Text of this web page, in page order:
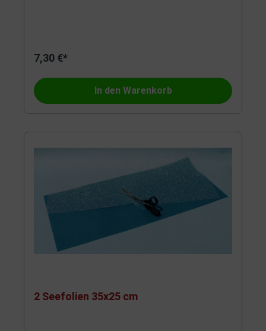
7,30 €*
In den Warenkorb
2 Seefolien 35x25 cm